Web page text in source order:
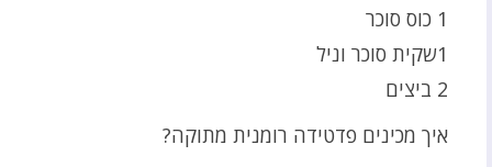
1 כוס סוכר
1שקית סוכר וניל
2 ביצים
איך מכינים פדטידה רומנית מתוקה?